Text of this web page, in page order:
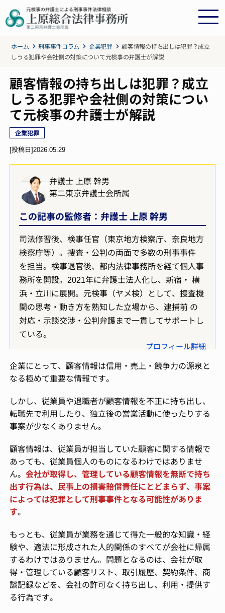
ホーム 刑事事件コラム 企業犯罪
顧客情報の持ち出しは犯罪？成立
しうる犯罪や会社側の対策について元検事の弁護士が解説
顧客情報の持ち出しは犯罪？成立
しうる犯罪や会社側の対策につい
て元検事の弁護士が解説
企業犯罪
[投稿日]2026.05.29
弁護士 上原 幹男
第二東京弁護士会所属
この記事の監修者：弁護士 上原 幹男
司法修習後、検事任官（東京地方検察庁、奈良地方
検察庁等）。捜査・公判の両面で多数の刑事事件
を担当。検事退官後、都内法律事務所を経て個人事
務所を開設。2021年に弁護士法人化し、新宿・ 横
浜・立川に展開。元検事（ヤメ検）として、捜査機
関の思考・動き方を熟知した立場から、逮捕前 の
対応・示談交渉・公判弁護まで一貫してサポートし
ている。
プロフィール詳細
企業にとって、顧客情報は信用・売上・競争力の源泉と
なる極めて重要な情報です。
しかし、従業員や退職者が顧客情報を不正に持ち出し、
転職先で利用したり、独立後の営業活動に使ったりする
事案が少なくありません。
顧客情報は、従業員が担当していた顧客に関する情報で
あっても、従業員個人のものになるわけではありませ
ん。会社が取得し、管理している顧客情報を無断で持ち
出す行為は、民事上の損害賠償責任にとどまらず、事案
によっては犯罪として刑事事件となる可能性がありま
す。
もっとも、従業員が業務を通じて得た一般的な知識・経
験や、適法に形成された人的関係のすべてが会社に帰属
するわけではありません。問題となるのは、会社が取
得・管理している顧客リスト、取引履歴、契約条件、商
談記録などを、会社の許可なく持ち出し、利用・提供す
る行為です。